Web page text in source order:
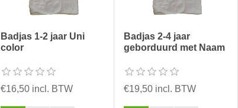
Badjas 1-2 jaar Uni
color
€16,50 incl. BTW
Badjas 2-4 jaar
geborduurd met Naam
€19,50 incl. BTW